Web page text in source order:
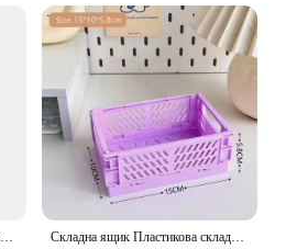
Сумка для зберігання ковдри Велика місткість Підодіяльник Складана сумка для сортування Водонепроникний пилонепроникний тканинний органайзер Побутова сумка для переміщення Складна ящик Пластикова складна коробка для зберігання Кошик Корисний контейнер для косметики Настільний тримач Домашнє використання Шкільний стіл Коробка для зберігання